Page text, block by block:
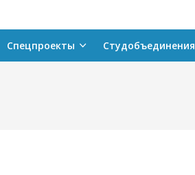
Спецпроекты Студобъединения